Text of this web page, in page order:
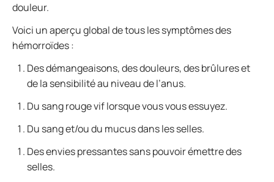
douleur.
Voici un aperçu global de tous les symptômes des
hémorroïdes :
Des démangeaisons, des douleurs, des brûlures et
de la sensibilité au niveau de l’anus.
Du sang rouge vif lorsque vous vous essuyez.
Du sang et/ou du mucus dans les selles.
Des envies pressantes sans pouvoir émettre des
selles.